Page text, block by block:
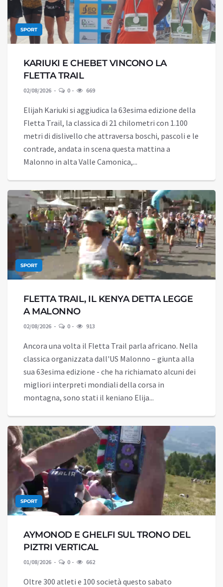
SPORT
KARIUKI E CHEBET VINCONO LA
FLETTA TRAIL
02/08/2026 0 669
Elijah Kariuki si aggiudica la 63esima edizione della
Fletta Trail, la classica di 21 chilometri con 1.100
metri di dislivello che attraversa boschi, pascoli e le
contrade, andata in scena questa mattina a
Malonno in alta Valle Camonica,...
SPORT
FLETTA TRAIL, IL KENYA DETTA LEGGE
A MALONNO
02/08/2026 0 913
Ancora una volta il Fletta Trail parla africano. Nella
classica organizzata dall'US Malonno – giunta alla
sua 63esima edizione - che ha richiamato alcuni dei
migliori interpreti mondiali della corsa in
montagna, sono stati il keniano Elija...
SPORT
AYMONOD E GHELFI SUL TRONO DEL
PIZTRI VERTICAL
01/08/2026 0 662
Oltre 300 atleti e 100 società questo sabato